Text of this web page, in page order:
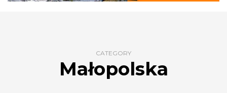
CATEGORY
Małopolska